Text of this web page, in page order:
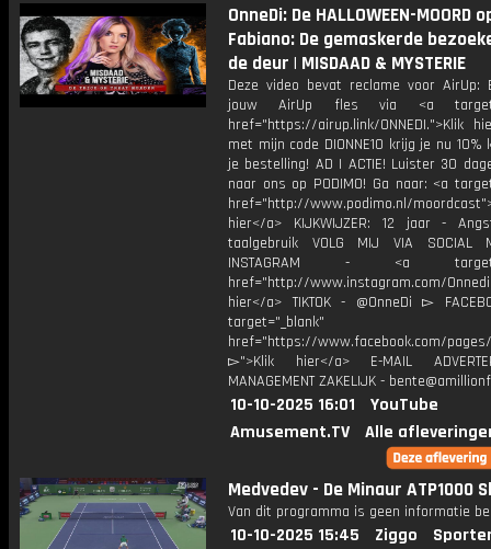
OnneDi: De HALLOWEEN-MOORD
Fabiano: De gemaskerde
de deur | MISDAAD & MYSTERIE
Deze video bevat reclame voor AirUp:
jouw AirUp fles via <a
href="https://airup.link/ONNEDI.">Klik
met mijn code DIONNE10 krijg je nu 10%
je bestelling! AD | ACTIE! Luister 30
naar ons op PODIMO! Ga naar: <a
href="http://www.podimo.nl/
hier</a> KIJKWIJZER: 12 jaar -
taalgebruik VOLG MIJ VIA SOCIAL
INSTAGRAM - <a
href="http://www.instagram.com/
hier</a> TIKTOK - @OnneDi ▻
target="_blank"
href="https://www.facebook.com/pages/
▻">Klik hier</a> E-MAIL
MANAGEMENT ZAKELIJK -
10-10-2025 16:01
YouTube
Amusement.TV
Alle
Medvedev - De Minaur ATP1000
Van dit programma is geen informatie
10-10-2025 15:45 Ziggo